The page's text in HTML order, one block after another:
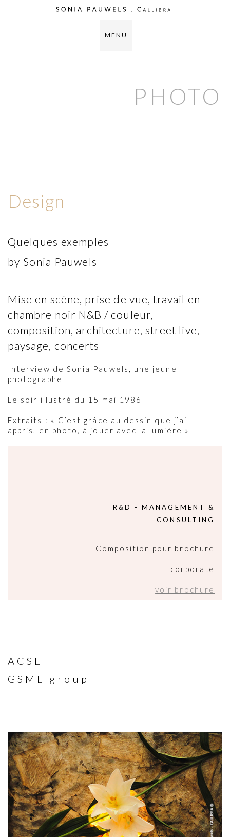
M E N U
PHOTO
Design
Quelques exemples
by Sonia Pauwels
Mise en scène, prise de vue, travail en
chambre noir N&B / couleur,
composition, architecture, street live,
paysage, concerts
Interview de Sonia Pauwels, une jeune
photographe
Le soir illustré du 15 mai 1986
Extraits : « C’est grâce au dessin que j’ai
appris, en photo, à jouer avec la lumière »
R&D - MANAGEMENT &
CONSULTING
Composition pour brochure
corporate
voir brochure
ACSE
GSML group